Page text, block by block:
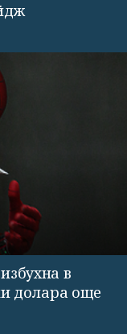
в
долара още